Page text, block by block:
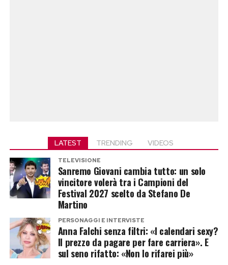
LATEST TRENDING VIDEOS
TELEVISIONE
Sanremo Giovani cambia tutto: un solo
vincitore volerà tra i Campioni del
Festival 2027 scelto da Stefano De
Martino
PERSONAGGI E INTERVISTE
Anna Falchi senza filtri: «I calendari sexy?
Il prezzo da pagare per fare carriera». E
sul seno rifatto: «Non lo rifarei più»